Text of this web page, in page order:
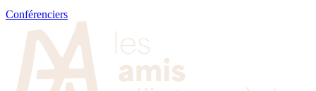
Conférenciers